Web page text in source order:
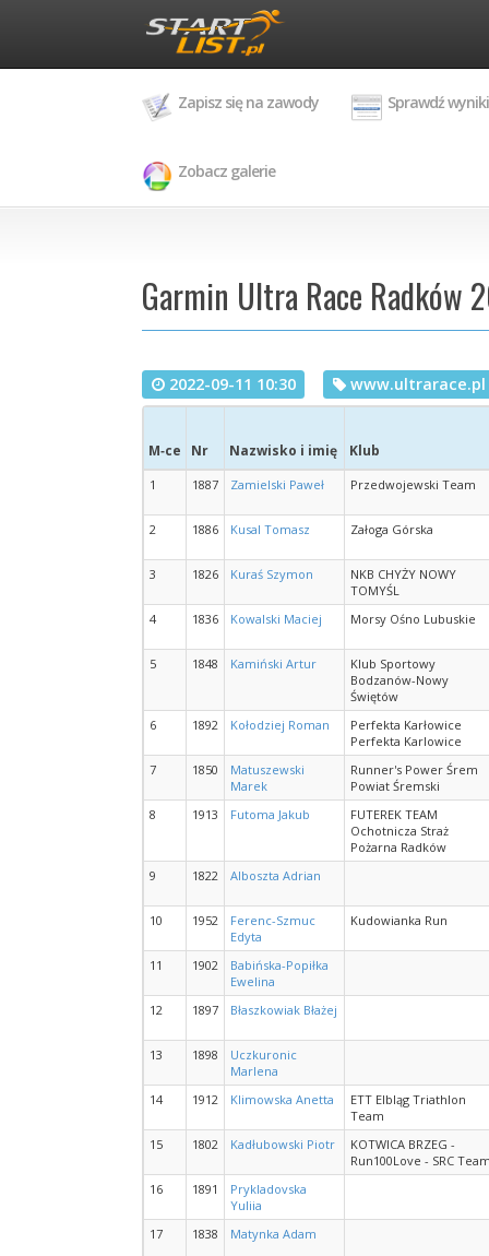
Zapisz się na zawody Sprawdź wyniki
Zobacz galerie
Garmin Ultra Race Radków
2022-09-11 10:30 www.ultrarace.pl
M‑ce Nr Nazwisko i imię Klub
1 1887 Zamielski Paweł Przedwojewski Team
2 1886 Kusal Tomasz Załoga Górska
3 1826 Kuraś Szymon
NKB CHYŻY NOWY
TOMYŚL
4
1836 Kowalski Maciej Morsy Ośno Lubuskie
5 1848 Kamiński Artur
Klub Sportowy
Bodzanów-Nowy
Świętów
6
1892 Kołodziej Roman
Perfekta Karłowice
Perfekta Karlowice
7
1850
Matuszewski
Marek
Runner's Power Śrem
Powiat Śremski
8
1913 Futoma Jakub
FUTEREK TEAM
Ochotnicza Straż
Pożarna Radków
9
1822 Alboszta Adrian
10 1952
Ferenc-Szmuc
Edyta
Kudowianka Run
11 1902
Babińska-Popiłka
Ewelina
12
1897 Błaszkowiak Błażej
13 1898
Uczkuronic
Marlena
14
1912 Klimowska Anetta
ETT Elbląg Triathlon
Team
15
1802 Kadłubowski Piotr
KOTWICA BRZEG -
Run100Love - SRC
16
1891
Prykladovska
Yuliia
17
1838 Matynka Adam